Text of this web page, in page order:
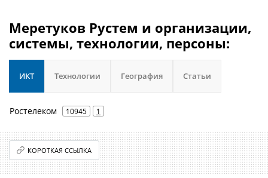
Меретуков Рустем и организации,
системы, технологии, персоны:
ИКТ Технологии География Статьи
Ростелеком 10945 1
КОРОТКАЯ ССЫЛКА